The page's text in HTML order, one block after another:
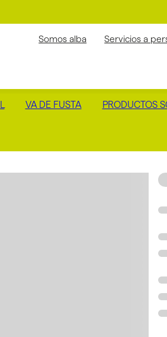
Somos alba Servicios a
VA DE FUSTA PRODUCTOS